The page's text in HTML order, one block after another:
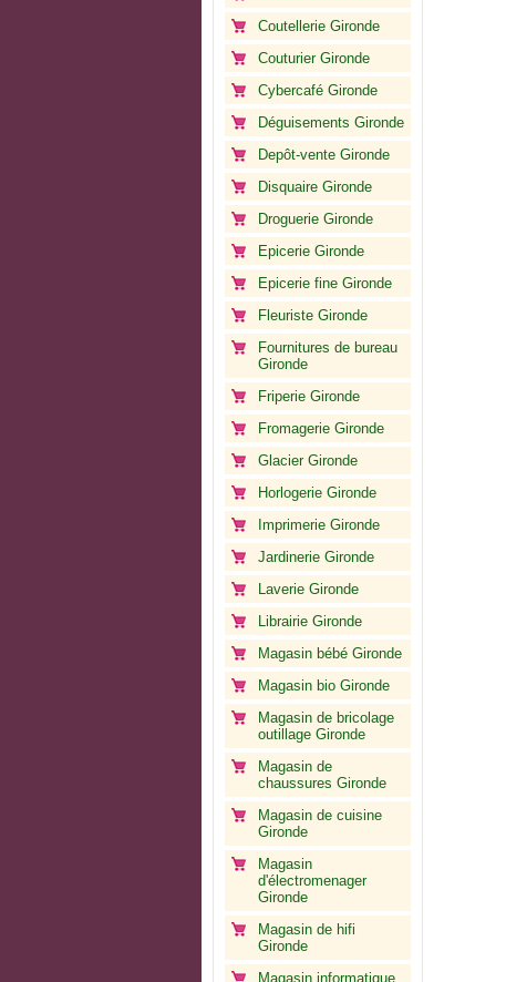
Coutellerie Gironde
Couturier Gironde
Cybercafé Gironde
Déguisements Gironde
Depôt-vente Gironde
Disquaire Gironde
Droguerie Gironde
Epicerie Gironde
Epicerie fine Gironde
Fleuriste Gironde
Fournitures de bureau
Gironde
Friperie Gironde
Fromagerie Gironde
Glacier Gironde
Horlogerie Gironde
Imprimerie Gironde
Jardinerie Gironde
Laverie Gironde
Librairie Gironde
Magasin bébé Gironde
Magasin bio Gironde
Magasin de bricolage
outillage Gironde
Magasin de
chaussures Gironde
Magasin de cuisine
Gironde
Magasin
d'électromenager
Gironde
Magasin de hifi
Gironde
Magasin informatique